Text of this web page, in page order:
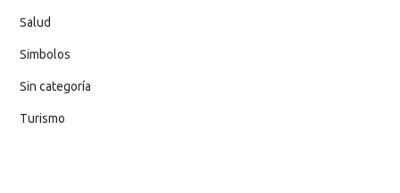
Salud
Simbolos
Sin categoría
Turismo